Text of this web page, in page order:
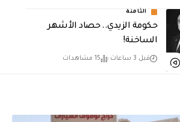
الثامنة
حكومة الزيدي.. حصاد الأشهر
الساخنة!
قبل 3 ساعات 15 مشاهدات